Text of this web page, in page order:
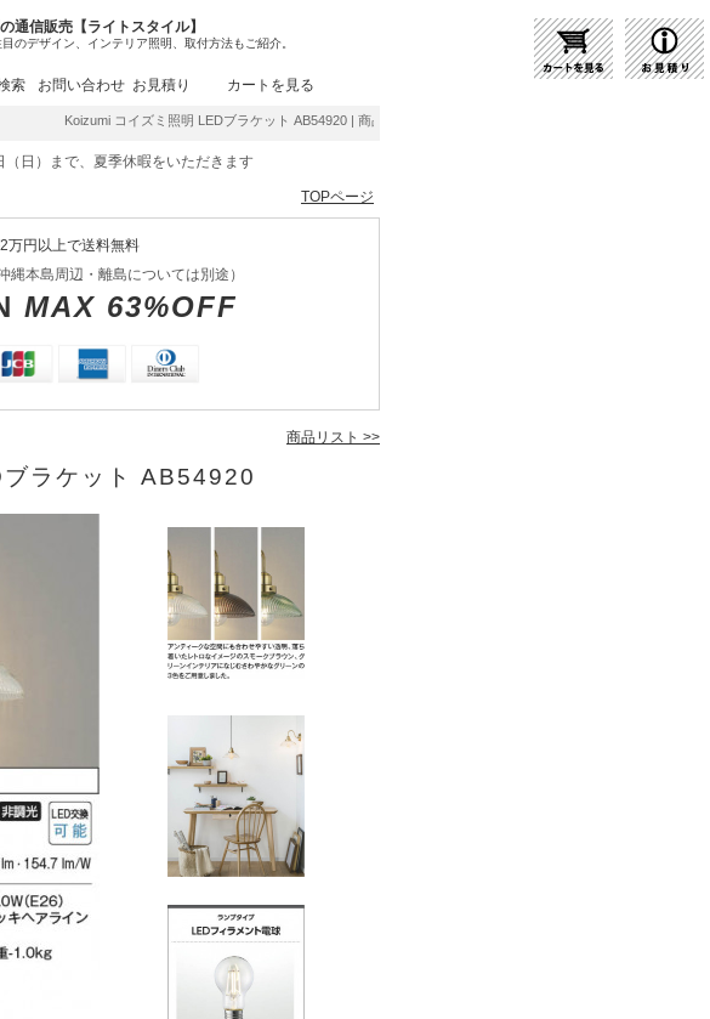
通信販売【ライトスタイル】
のデザイン、インテリア照明、取付方法もご紹介。
索 お問い合わせ お見積り カートを見る
Koizumi コイズミ照明 LEDブラケット AB54920 | 商品紹介 | 照明器具の通販・インテリア照明の通信販売【ライ
日）まで、夏季休暇をいただきます
TOPページ
万円以上で送料無料
縄本島周辺・離島については別途）
MAX 63%OFF
商品リスト >>
ラケット AB54920